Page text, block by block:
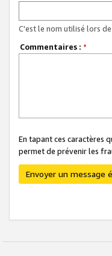
C'est le nom utilisé lors
Commentaires : *
En tapant ces caractères
permet de prévenir les
Envoyer un message